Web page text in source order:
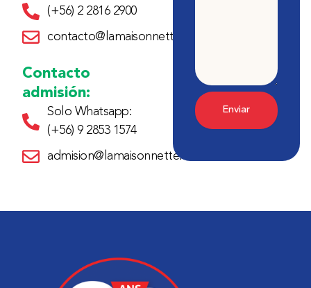
(+56) 2 2816 2900
contacto@lamaisonnette.cl
Contacto
admisión:
Solo Whatsapp:
(+56) 9 2853 1574
admision@lamaisonnette.cl
Enviar